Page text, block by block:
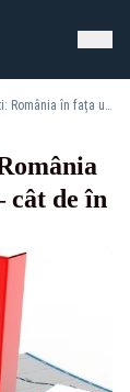
Summitul B9 de la București: România în fața unei întrebări simple — cât de în siguranță ne simțim?
de în